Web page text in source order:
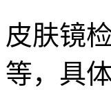
皮肤镜
等，具